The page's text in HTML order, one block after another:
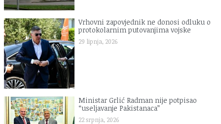
Vrhovni zapovjednik ne donosi odluku o
protokolarnim putovanjima vojske
29 lipnja, 2026
Ministar Grlić Radman nije potpisao
“useljavanje Pakistanaca”
22 srpnja, 2026